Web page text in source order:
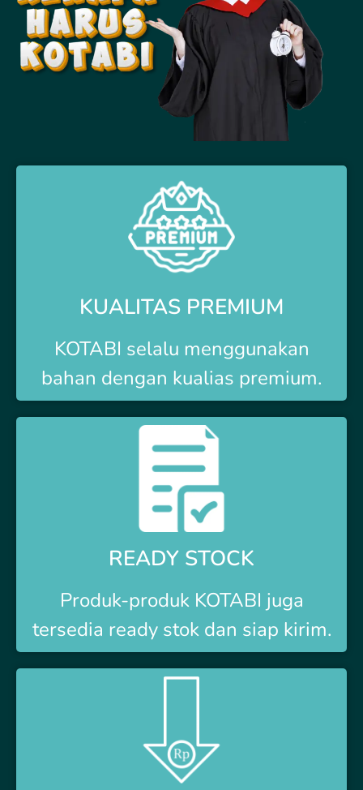
KUALITAS PREMIUM
KOTABI selalu menggunakan
bahan dengan kualias premium.
READY STOCK
Produk-produk KOTABI juga
tersedia ready stok dan siap kirim.